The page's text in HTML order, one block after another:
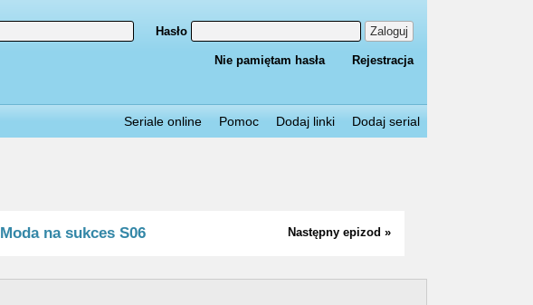
Hasło Zaloguj
Nie pamiętam hasła Rejestracja
Seriale online Pomoc Dodaj linki Dodaj serial
Następny epizod »
Moda na sukces S06